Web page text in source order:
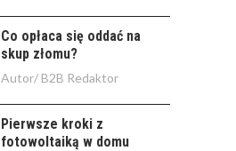
Co opłaca się oddać na
skup złomu?
Autor/ B2B Redaktor
Pierwsze kroki z
fotowoltaiką w domu